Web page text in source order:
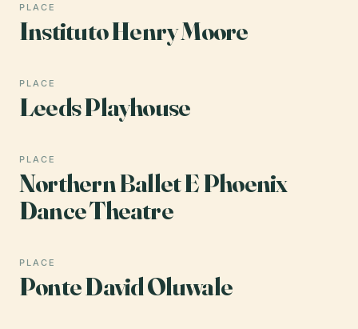
PLACE
Instituto Henry Moore
PLACE
Leeds Playhouse
PLACE
Northern Ballet E Phoenix
Dance Theatre
PLACE
Ponte David Oluwale